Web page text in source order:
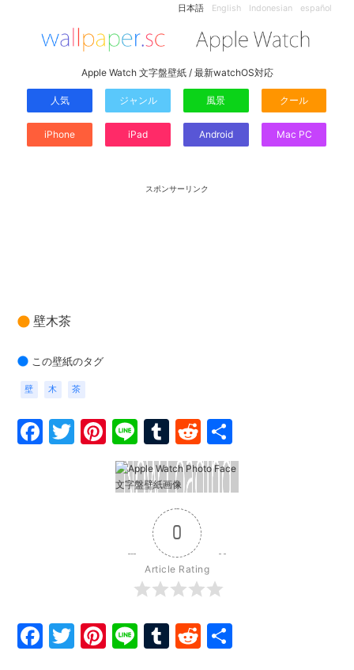
日本語 English Indonesian español
Apple Watch 文字盤壁紙 / 最新watchOS対応
人気 ジャンル 風景 クール
iPhone iPad Android Mac PC
スポンサーリンク
壁木茶
この壁紙のタグ
壁 木 茶
Facebook
Twitter
Pinterest
LineTumblr
Reddit
有
0
Article Rating
Facebook
Twitter
Pinterest
LineTumblr
Reddit